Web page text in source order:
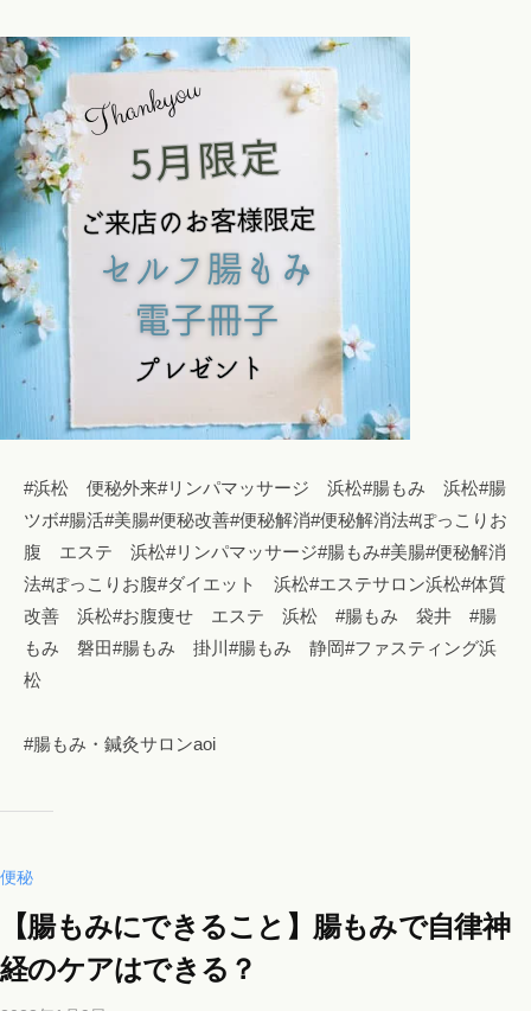
#浜松 便秘外来#リンパマッサージ 浜松#腸もみ 浜松#腸
ツボ#腸活#美腸#便秘改善#便秘解消#便秘解消法#ぽっこりお
腹 エステ 浜松#リンパマッサージ#腸もみ#美腸#便秘解消
法#ぽっこりお腹#ダイエット 浜松#エステサロン浜松#体質
改善 浜松#お腹痩せ エステ 浜松 #腸もみ 袋井 #腸
もみ 磐田#腸もみ 掛川#腸もみ 静岡#ファスティング浜
松
#腸もみ・鍼灸サロンaoi
便秘
【腸もみにできること】腸もみで自律神
経のケアはできる？